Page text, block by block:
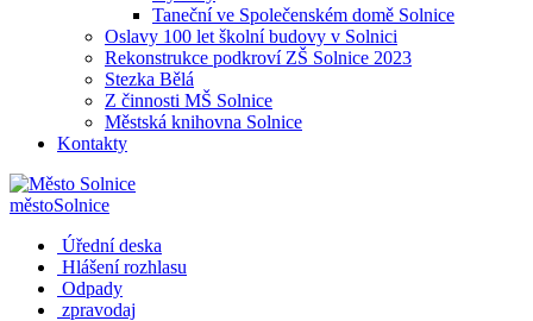
Taneční ve Společenském domě Solnice
Oslavy 100 let školní budovy v Solnici
Rekonstrukce podkroví ZŠ Solnice 2023
Stezka Bělá
Z činnosti MŠ Solnice
Městská knihovna Solnice
Kontakty
městoSolnice
Úřední deska
Hlášení rozhlasu
Odpady
zpravodaj